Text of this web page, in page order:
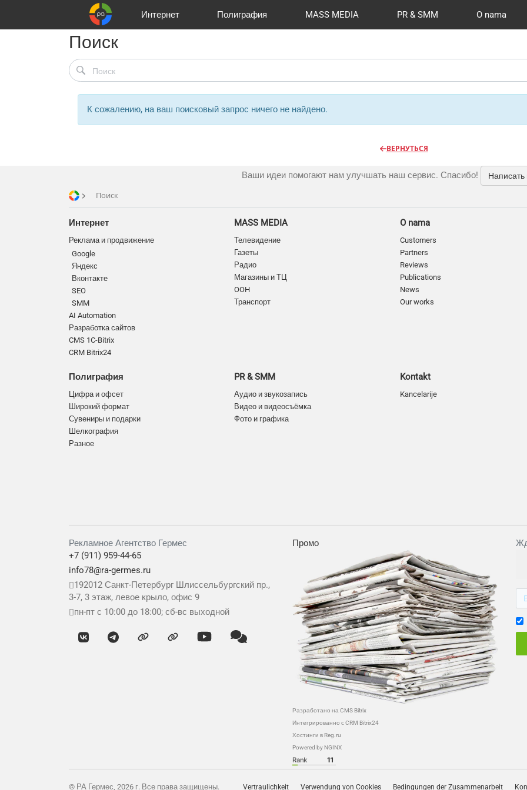
Интернет
Реклама и продвижение
Полиграфия
Цифра и офсет
MASS MEDIA
Телевидение
PR & SMM O nama
Поиск
К сожалению, на ваш поисковый запрос ничего не найдено.
ВЕРНУТЬСЯ
Ваши идеи помогают нам улучшать наш сервис. Спасибо!
Поиск
Интернет
Реклама и продвижение
Google
Яндекс
Вконтакте
SEO
SMM
AI Automation
Разработка сайтов
CMS 1C-Bitrix
CRM Bitrix24
Полиграфия
Цифра и офсет
Широкий формат
Сувениры и подарки
Шелкография
Разное
MASS MEDIA
Телевидение
Газеты
Радио
Магазины и ТЦ
OOH
Транспорт
PR & SMM
Аудио и звукозапись
Видео и видеосъёмка
Фото и графика
O nama
Customers
Partners
Reviews
Publications
News
Our works
Kontakt
Kancelarije
Рекламное Агентство Гермес
+7 (911) 959-44-65
info78@ra-germes.ru
192012 Санкт-Петербург Шлиссельбургский пр.,
3-7, 3 этаж, левое крыло, офис 9
пн-пт с 10:00 до 18:00; сб-вс выходной
Промо
Разработано на CMS Bitrix
Интегрированно с CRM Bitrix24
Хостинги в Reg.ru
Powered by NGINX
© РА Гермес, 2026 г. Все права защищены. Vertraulichkeit Verwendung von Cookies Bedingungen der Zusammenarbeit